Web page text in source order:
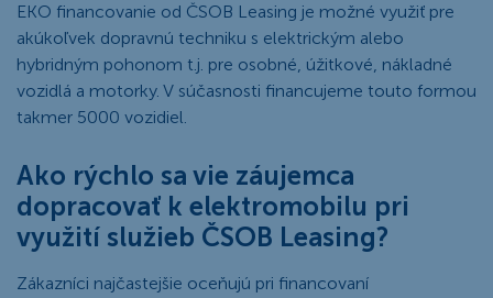
EKO financovanie od ČSOB Leasing je možné využiť pre
akúkoľvek dopravnú techniku s elektrickým alebo
hybridným pohonom t.j. pre osobné, úžitkové, nákladné
vozidlá a motorky. V súčasnosti financujeme touto formou
takmer 5000 vozidiel.
Ako rýchlo sa vie záujemca
dopracovať k elektromobilu pri
využití služieb ČSOB Leasing?
Zákazníci najčastejšie oceňujú pri financovaní